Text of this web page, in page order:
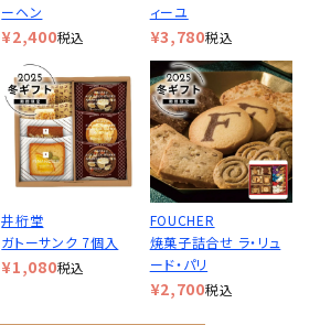
ーヘン
¥2,400税込
ィーユ
¥3,780税込
井桁堂
ガトーサンク 7個入
¥1,080税込
FOUCHER
焼菓子詰合せ ラ・リュ
ード・パリ
¥2,700税込